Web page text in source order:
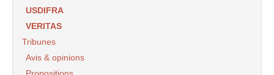
USDIFRA
VERITAS
Tribunes
Avis & opinions